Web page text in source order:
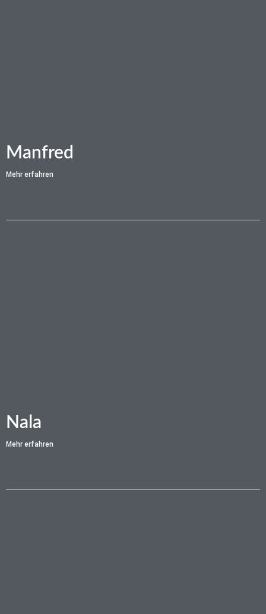
Manfred
Mehr erfahren
Nala
Mehr erfahren